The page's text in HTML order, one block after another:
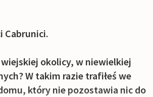
Cabrunici.
okolicy, w niewielkiej
W takim razie trafiłeś we
który nie pozostawia nic do